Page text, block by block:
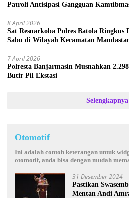
Patroli Antisipasi Gangguan
8 April 2026
Sat Resnarkoba Polres Batola Ringkus
Sabu di Wilayah Kecamatan
7 April 2026
Polresta Banjarmasin Musnahkan
Butir Pil Ekstasi
Selengkapnya
Otomotif
Ini adalah contoh keterangan untuk
otomotif, anda bisa dengan mudah
31 Desember 2024
Pastikan
Mentan Andi